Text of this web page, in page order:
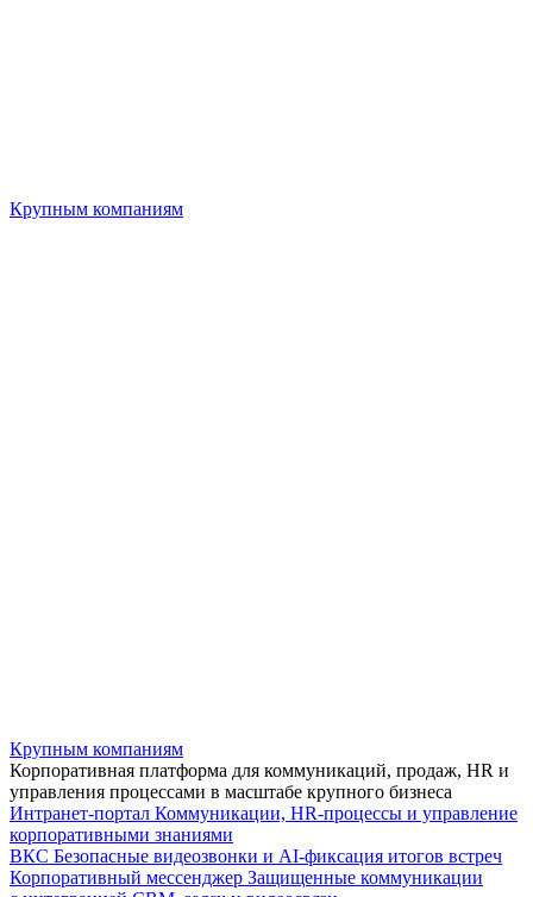
Крупным компаниям
Крупным компаниям
Корпоративная платформа для коммуникаций, продаж, HR и
управления процессами в масштабе крупного бизнеса
Интранет-портал Коммуникации, HR-процессы и управление
корпоративными знаниями
ВКС Безопасные видеозвонки и AI-фиксация итогов встреч
Корпоративный мессенджер Защищенные коммуникации